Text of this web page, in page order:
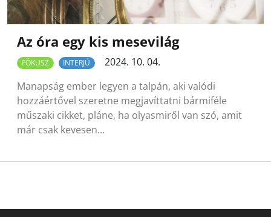
Az óra egy kis mesevilág
FÓKUSZ INTERJÚ
2024. 10. 04.
Manapság ember legyen a talpán, aki valódi
hozzáértővel szeretne megjavíttatni bármiféle
műszaki cikket, pláne, ha olyasmiről van szó, amit
már csak kevesen…